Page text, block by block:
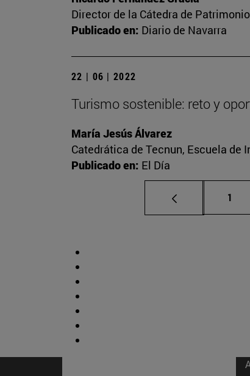
Director de la Cátedra de
Publicado en: Diario de Navarra
22 | 06 | 2022
Turismo sostenible: reto y
María Jesús Álvarez
Catedrática de Tecnun, Escuela de
Publicado en: El Día
1